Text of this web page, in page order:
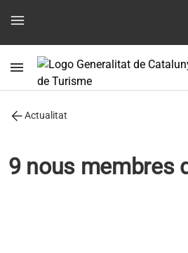
menu
menu
arrow_backActualitat
9 nous membres